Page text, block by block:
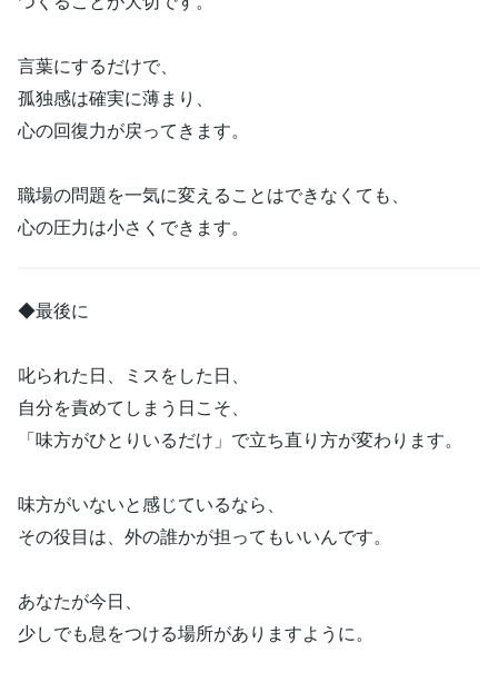
言葉にするだけで、
孤独感は確実に薄まり、
心の回復力が戻ってきます。
職場の問題を一気に変えることはできなくても、
心の圧力は小さくできます。
◆最後に
叱られた日、ミスをした日、
自分を責めてしまう日こそ、
「味方がひとりいるだけ」で立ち直り方が変わります。
味方がいないと感じているなら、
その役目は、外の誰かが担ってもいいんです。
あなたが今日、
少しでも息をつける場所がありますように。